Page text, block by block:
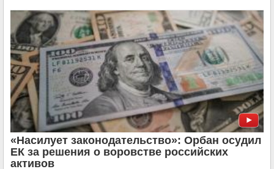
«Насилует законодательство»: Орбан осудил
ЕК за решения о воровстве российских
активов